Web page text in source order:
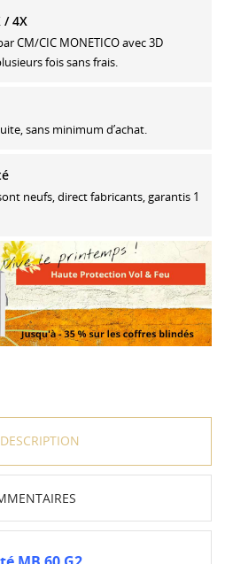
/ 4X
CM/CIC MONETICO avec 3D
fois sans frais.
sans minimum d’achat.
neufs, direct fabricants, garantis 1
DESCRIPTION